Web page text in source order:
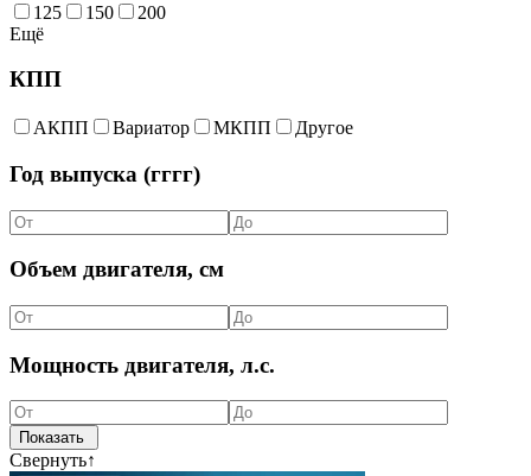
125 150
200
Ещё
КПП
АКПП Вариатор МКПП Другое
Год выпуска (гггг)
Объем двигателя, см
Мощность двигателя, л.с.
Свернуть↑